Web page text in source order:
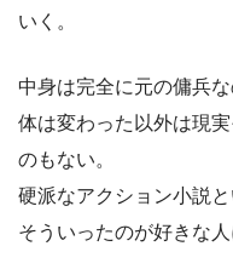
いく。
中身は完全に元の傭兵
体は変わった以外は現
のもない。
硬派なアクション小説と
そういったのが好きな